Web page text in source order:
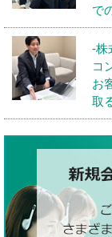
で
-株
コ
お
取